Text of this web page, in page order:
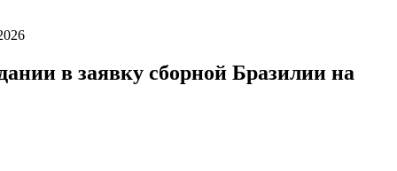
в заявку сборной Бразилии на